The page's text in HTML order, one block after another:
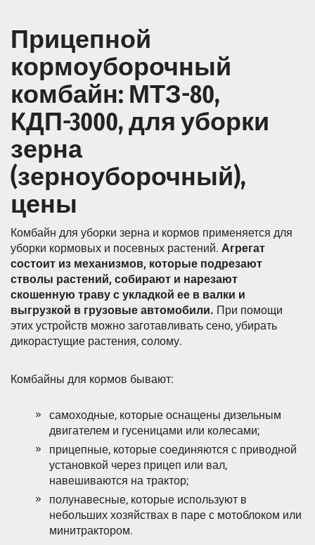
Прицепной
кормоуборочный
комбайн: МТЗ-80,
КДП-3000, для уборки
зерна
(зерноуборочный),
цены
Комбайн для уборки зерна и кормов применяется для
уборки кормовых и посевных растений. Агрегат
состоит из механизмов, которые подрезают
стволы растений, собирают и нарезают
скошенную траву с укладкой ее в валки и
выгрузкой в грузовые автомобили. При помощи
этих устройств можно заготавливать сено, убирать
дикорастущие растения, солому.
Комбайны для кормов бывают:
самоходные, которые оснащены дизельным
двигателем и гусеницами или колесами;
прицепные, которые соединяются с приводной
установкой через прицеп или вал,
навешиваются на трактор;
полунавесные, которые используют в
небольших хозяйствах в паре с мотоблоком или
минитрактором.